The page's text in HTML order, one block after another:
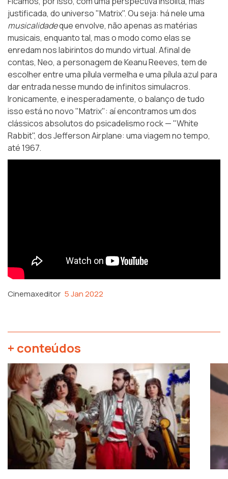
justificada, do universo"Matrix". Ou seja: há nele uma
musicalidadeque envolve, não apenas as matérias
musicais, enquanto tal, mas o modo como elas se
enredam nos labirintos do mundo virtual. Afinal de
contas, Neo, a personagem de Keanu Reeves, tem de
escolher entre uma pílula vermelha e uma pílula azul para
dar entrada nesse mundo de infinitos simulacros.
Ironicamente, e inesperadamente, o balanço de tudo
isso está no novo "Matrix": aí encontramos um dos
clássicos absolutos do psicadelismo rock — "White
Rabbit", dos Jefferson Airplane: uma viagem no tempo,
até 1967.
Cinemaxeditor 5 Jan 2022
+ conteúdos